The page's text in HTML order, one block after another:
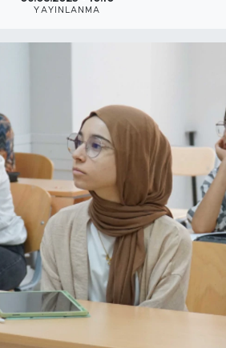
YAYINLANMA